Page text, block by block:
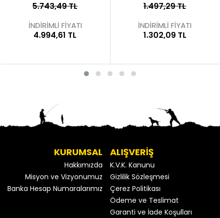
5.743,49 TL
İNDİRİMLİ FİYATI
4.994,61 TL
1.497,29 TL
İNDİRİMLİ FİYATI
1.302,09 TL
KURUMSAL
Hakkımızda
Misyon ve Vizyonumuz
Banka Hesap Numaralarımız
ALIŞVERİŞ
K.V.K. Kanunu
Gizlilik Sözleşmesi
Çerez Politikası
Ödeme ve Teslimat
Garanti ve İade Koşulları